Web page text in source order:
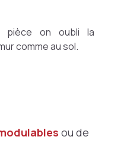
pièce on oubli la
comme au sol.
ou de